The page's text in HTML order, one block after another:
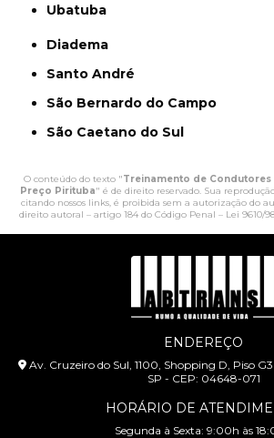
Ubatuba
Diadema
Santo André
São Bernardo do Campo
São Caetano do Sul
O conteúdo do texto "Treinamento de
Preço Pirituba" é de direito reservado. Sua
citando nossos links, é proibida sem a autorização do
direito autoral – artigo 184 do Código Penal – Lei 9610/
ENDEREÇO
Av. Cruzeiro do Sul, 1100, Shopping D, Piso
SP - CEP: 04648-071
HORÁRIO DE
Segunda à Sexta: 9:00h às